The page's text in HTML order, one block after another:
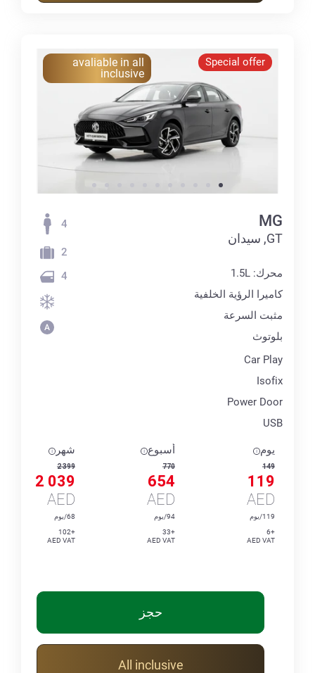
Special offer
avaliable in all
inclusive
MG
GT, سيدان
محرك: 1.5L
كاميرا الرؤية الخلفية
مثبت السرعة
بلوتوث
Car Play
Isofix
Power Door
USB
4
2
4
يوم
149
119
AED
119/يوم
+6
AED VAT
أسبوع
770
654
AED
94/يوم
+33
AED VAT
شهر
2 399
2 039
AED
68/يوم
+102
AED VAT
حجز
All inclusive